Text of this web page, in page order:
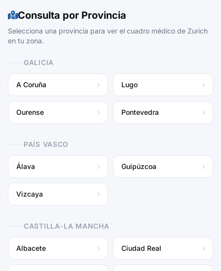
Consulta por Provincia
Selecciona una provincia para ver el cuadro médico de Zurich
en tu zona.
GALICIA
A Coruña Lugo
Ourense Pontevedra
PAÍS VASCO
Álava Guipúzcoa
Vizcaya
CASTILLA-LA MANCHA
Albacete Ciudad Real